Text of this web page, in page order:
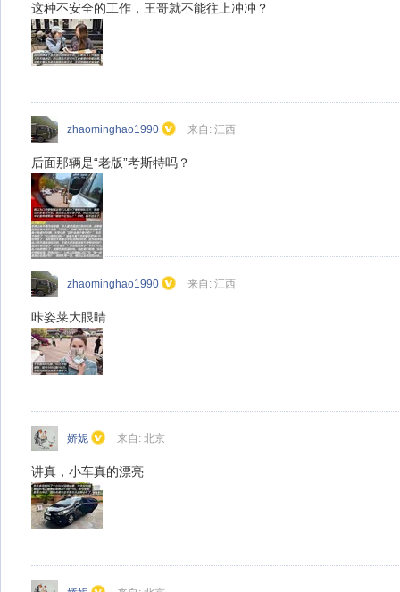
这种不安全的工作，王哥就不能往上冲冲？
zhaominghao1990 来自: 江西
后面那辆是“老版”考斯特吗？
zhaominghao1990 来自: 江西
咔姿莱大眼睛
娇妮 来自: 北京
讲真，小车真的漂亮